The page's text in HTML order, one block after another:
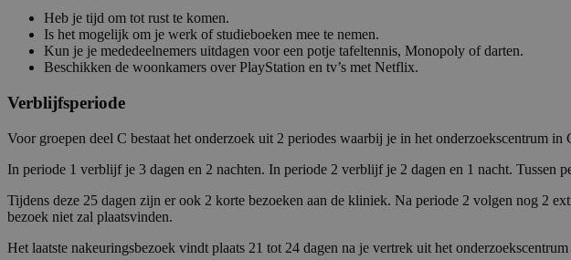
Heb je tijd om tot rust te komen.
Is het mogelijk om je werk of studieboeken mee te nemen.
Kun je je mededeelnemers uitdagen voor een potje tafeltennis, Monopoly of darten.
Beschikken de woonkamers over PlayStation en tv’s met Netflix.
Verblijfsperiode
Voor groepen deel C bestaat het onderzoek uit 2 periodes waarbij je in het onderzoekscentrum
In periode 1 verblijf je 3 dagen en 2 nachten. In periode 2 verblijf je 2 dagen en 1 nacht. Tussen
Tijdens deze 25 dagen zijn er ook 2 korte bezoeken aan de kliniek. Na periode 2 volgen nog 2
bezoek niet zal plaatsvinden.
Het laatste nakeuringsbezoek vindt plaats 21 tot 24 dagen na je vertrek uit het